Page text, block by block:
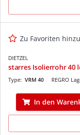
Zu Favoriten
DIETZEL
starres Isolierrohr 40
REGRO
Type: VRM 40
In den